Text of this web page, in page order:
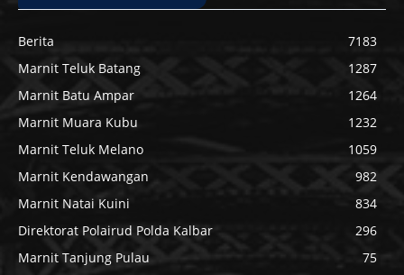
Berita
7183
Marnit Teluk Batang
1287
Marnit Batu Ampar
1264
Marnit Muara Kubu
1232
Marnit Teluk Melano
1059
Marnit Kendawangan
982
Marnit Natai Kuini
834
Direktorat Polairud Polda Kalbar
296
Marnit Tanjung Pulau
75